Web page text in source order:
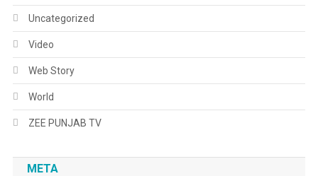
Uncategorized
Video
Web Story
World
ZEE PUNJAB TV
META